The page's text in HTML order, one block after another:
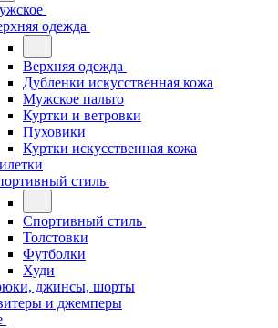
одежда
Верхняя одежда
Дубленки искусственная кожа
Мужское пальто
Куртки и ветровки
Пуховики
Куртки искусственная кожа
стиль
Спортивный стиль
Толстовки
Футболки
Худи
джинсы, шорты
и джемперы